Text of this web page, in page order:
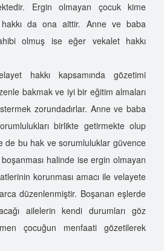
Ergin olmayan çocuk kime
hakkı da ona aittir. Anne ve baba
olmuş ise eğer vekalet hakkı
hakkı kapsamında gözetimi
bakmak ve iyi bir eğitim almaları
zorundadırlar. Anne ve baba
birlikte getirmekte olup
de bu hak ve sorumluluklar güvence
boşanması halinde ise ergin olmayan
korunması amacı ile velayete
düzenlenmiştir. Boşanan eşlerde
ailelerin kendi durumları göz
çocuğun menfaati gözetilerek